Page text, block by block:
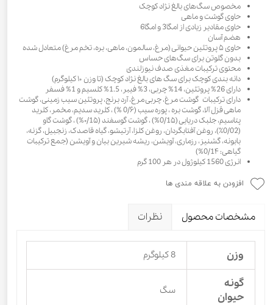
مخصوص سگ‌های بالغ نژاد کوچک
حاوی گوشت و ماهی
حاوی مقادیر زیادی از امگا3 و امگا6
هضم آسان
حاوی ۵ پروتئین حیوانی (مرغ، سالمون، ماهی، بره، تخم مرغ) متعادل شده
بدون گلوتن برای سگ‌های حساس
محتوی ترکیبات مغذی صدف نیوزلندی
دانه بندی کوچک برای سگ های بالغ نژاد کوچک (تا وزن ۱۰ کیلوگرم)
دارای 26% پروتئین، 14% چربی، 3% فیبر، 1.5% کلسیم و 1% فسفر
دارای ترکیبات گوشت مرغ، چربی مرغ، آرد برنج، پروتئین سیب زمینی، گوشت
ماهی قزل آلا، گوشت بره ، پوره سیب (0/۶ %) ، کلرید سدیم، مخمر، کلرید
پتاسیم، جلبک دریایی (0/1۵%) ، گوشت گوسفند (۰/1۵%) ، گوشت گاو
(0/02٪)، روغن آفتابگردان، روغن کلزا، آرتیشو، گیاه قاصدک، زنجبیل، گزنه،
بابونه، گشنیز، رزماری، آویشن، ریشه شیرین بیان و آویشن (جمع ترکیبات
گیاهی: 0/1۴%)
انرژی 1560 کیلوژول در هر 100 گرم
افزودن به علاقه مندی ها
مشخصات محصول نظرات
وزن 8 کیلوگرم
گونه
حیوان
سگ